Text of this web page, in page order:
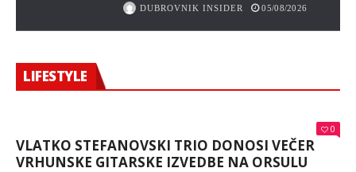
DUBROVNIK INSIDER 05/08/2026
LIFESTYLE
0
VLATKO STEFANOVSKI TRIO DONOSI VEČER
VRHUNSKE GITARSKE IZVEDBE NA ORSULU